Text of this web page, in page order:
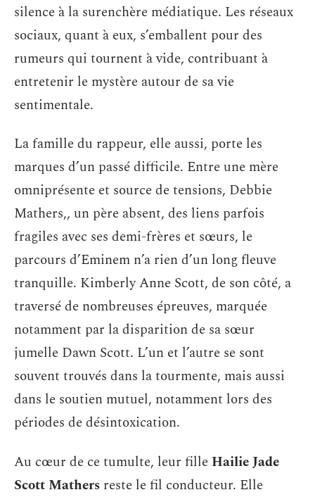
silence à la surenchère médiatique. Les réseaux
sociaux, quant à eux, s’emballent pour des
rumeurs qui tournent à vide, contribuant à
entretenir le mystère autour de sa vie
sentimentale.
La famille du rappeur, elle aussi, porte les
marques d’un passé difficile. Entre une mère
omniprésente et source de tensions, Debbie
Mathers,, un père absent, des liens parfois
fragiles avec ses demi-frères et sœurs, le
parcours d’Eminem n’a rien d’un long fleuve
tranquille. Kimberly Anne Scott, de son côté, a
traversé de nombreuses épreuves, marquée
notamment par la disparition de sa sœur
jumelle Dawn Scott. L’un et l’autre se sont
souvent trouvés dans la tourmente, mais aussi
dans le soutien mutuel, notamment lors des
périodes de désintoxication.
Au cœur de ce tumulte, leur fille Hailie Jade
Scott Mathers reste le fil conducteur. Elle